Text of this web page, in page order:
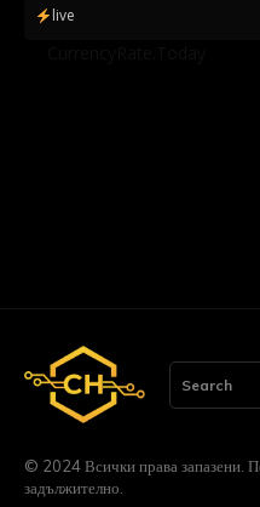
live
Search
© 2024 Всички права запазени.
задължително.